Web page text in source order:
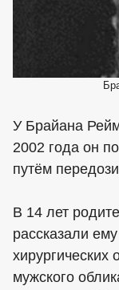
У Брайана
2002 года он
путём
В 14 лет
рассказали
хирургических
мужского